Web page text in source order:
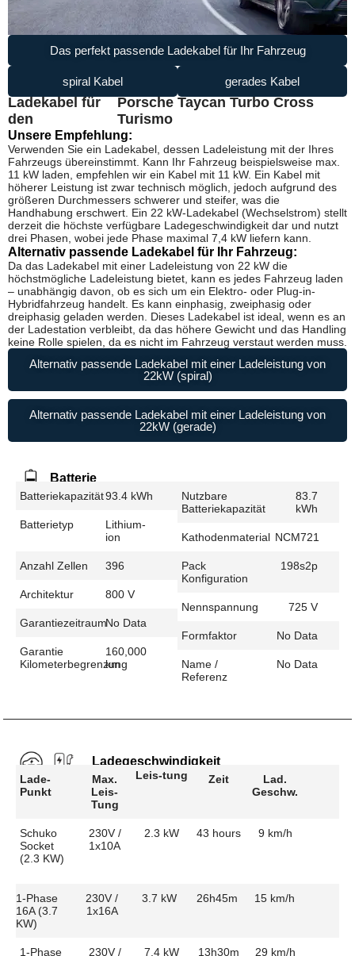
Das perfekt passende Ladekabel für Ihr Fahrzeug
spiral Kabel gerades Kabel
Ladekabel für
den
Porsche Taycan Turbo Cross
Turismo
Unsere Empfehlung:
Verwenden Sie ein Ladekabel, dessen Ladeleistung mit der Ihres
Fahrzeugs übereinstimmt. Kann Ihr Fahrzeug beispielsweise max.
11 kW laden, empfehlen wir ein Kabel mit 11 kW. Ein Kabel mit
höherer Leistung ist zwar technisch möglich, jedoch aufgrund des
größeren Durchmessers schwerer und steifer, was die
Handhabung erschwert. Ein 22 kW-Ladekabel (Wechselstrom) stellt
derzeit die höchste verfügbare Ladegeschwindigkeit dar und nutzt
drei Phasen, wobei jede Phase maximal 7,4 kW liefern kann.
Alternativ passende Ladekabel für Ihr Fahrzeug:
Da das Ladekabel mit einer Ladeleistung von 22 kW die
höchstmögliche Ladeleistung bietet, kann es jedes Fahrzeug laden
– unabhängig davon, ob es sich um ein Elektro- oder Plug-in-
Hybridfahrzeug handelt. Es kann einphasig, zweiphasig oder
dreiphasig geladen werden. Dieses Ladekabel ist ideal, wenn es an
der Ladestation verbleibt, da das höhere Gewicht und das Handling
keine Rolle spielen, da es nicht im Fahrzeug verstaut werden muss.
Alternativ passende Ladekabel mit einer Ladeleistung von
22kW (spiral)
Alternativ passende Ladekabel mit einer Ladeleistung von
22kW (gerade)
Batterie
Batteriekapazität93.4 kWh
Batterietyp
Lithium-
ion
Anzahl Zellen 396
Architektur 800 V
GarantiezeitraumNo Data
Garantie
Kilometerbegrenzung
160,000
km
Nutzbare
Batteriekapazität
83.7
kWh
Kathodenmaterial NCM721
Pack
Konfiguration
198s2p
Nennspannung 725 V
Formfaktor No Data
Name /
Referenz
No Data
Ladegeschwindigkeit
Lade-
Punkt
Max.
Leis-
Tung
Leis-tung Zeit
Lad.
Geschw.
Schuko
Socket
(2.3 KW)
230V /
1x10A
2.3 kW 43 hours 9 km/h
1-Phase
16A (3.7
KW)
230V /
1x16A
3.7 kW 26h45m 15 km/h
1-Phase 230V / 7.4 kW 13h30m 29 km/h